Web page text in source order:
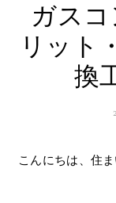
ガス
リット
換
こんにちは、